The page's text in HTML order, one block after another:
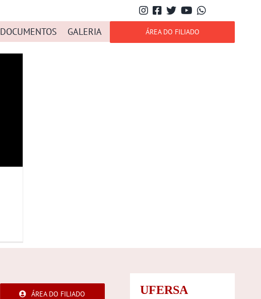
DOCUMENTOS GALERIA ÁREA DO FILIADO
ÁREA DO FILIADO UFERSA